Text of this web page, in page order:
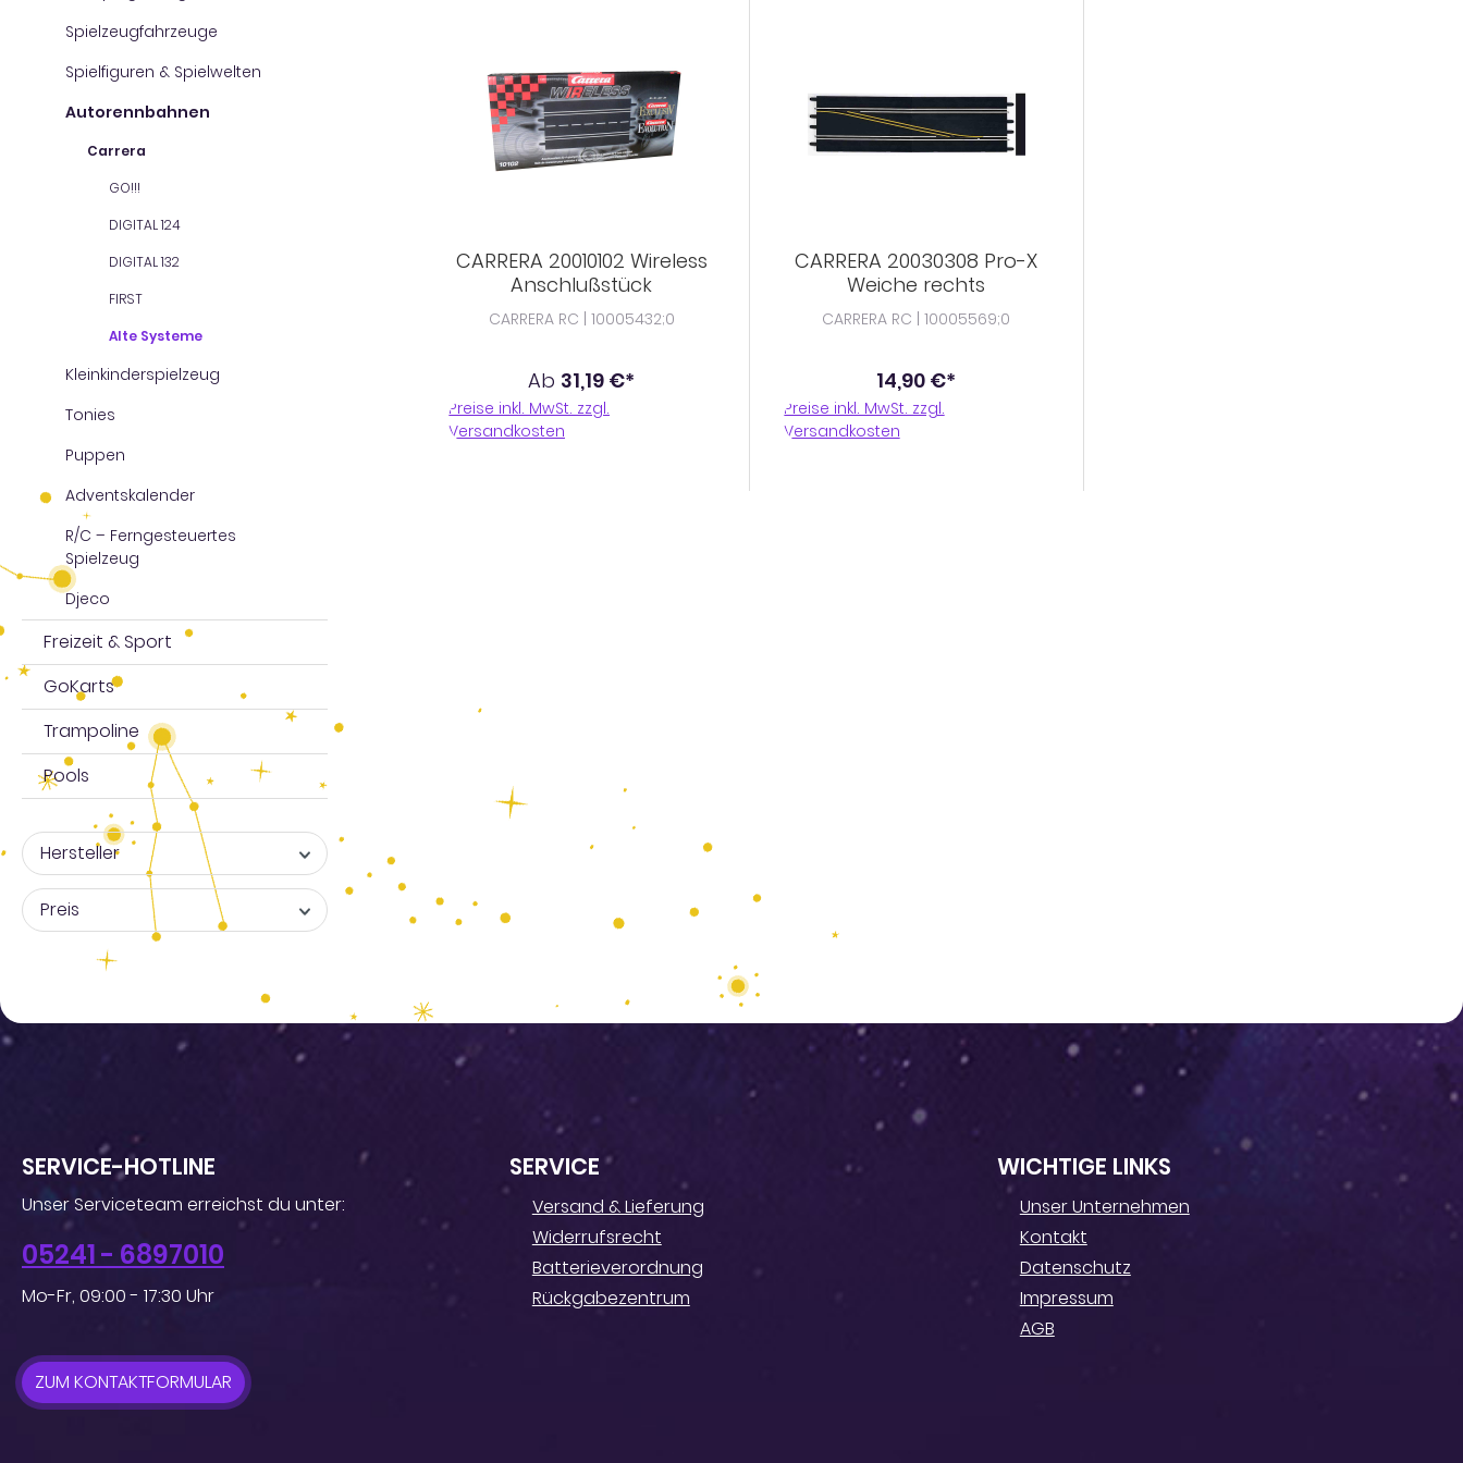
Spielzeugfahrzeuge
Spielfiguren & Spielwelten
Autorennbahnen
Carrera
GO!!!
DIGITAL 124
DIGITAL 132
FIRST
Alte Systeme
Kleinkinderspielzeug
Tonies
Puppen
Adventskalender
R/C – Ferngesteuertes
Spielzeug
Djeco
Freizeit & Sport
GoKarts
Trampoline
Pools
Hersteller
Preis
CARRERA 20010102 Wireless
Anschlußstück
CARRERA RC | 10005432;0
Ab 31,19 €*
Preise inkl. MwSt. zzgl.
Versandkosten
CARRERA 20030308 Pro-X
Weiche rechts
CARRERA RC | 10005569;0
14,90 €*
Preise inkl. MwSt. zzgl.
Versandkosten
SERVICE-HOTLINE
Unser Serviceteam erreichst du unter:
05241 - 6897010
Mo-Fr, 09:00 - 17:30 Uhr
ZUM KONTAKTFORMULAR
SERVICE
Versand & Lieferung
Widerrufsrecht
Batterieverordnung
Rückgabezentrum
WICHTIGE LINKS
Unser Unternehmen
Kontakt
Datenschutz
Impressum
AGB